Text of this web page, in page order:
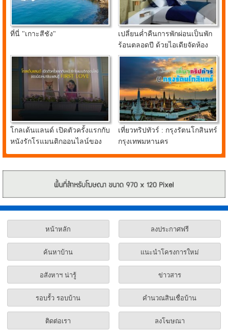
ที่นี่ "เกาะสีชัง"
เปลี่ยนค่ำคืนการพักผ่อนเป็นพัก
ร้อนตลอดปี ด้วยไอเดียจัดห้อง
นอนสุดคูลจาก อินเด็กซ์ ลิฟวิ่ง
โกลเด้นแลนด์ เปิดตัวครั้งแรกกับ
หนังรักโรแมนติกออนไลน์ของ
น้องหมาชิบะแสนรู้ FIRST
เที่ยวทริปทัวร์ : กรุงรัตนโกสินทร์
กรุงเทพมหานคร
หน้าหลัก ลงประกาศฟรี
ค้นหาบ้าน แนะนำโครงการใหม่
อสังหาฯ น่ารู้ ข่าวสาร
รอบรั้ว รอบบ้าน คำนวณสินเชื่อบ้าน
ติดต่อเรา ลงโฆษณา